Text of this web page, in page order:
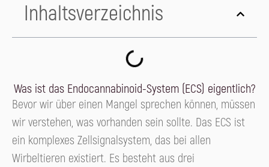
Inhaltsverzeichnis
Was ist das Endocannabinoid-System (ECS) eigentlich?
Bevor wir über einen Mangel sprechen können, müssen
wir verstehen, was vorhanden sein sollte. Das ECS ist
ein komplexes Zellsignalsystem, das bei allen
Wirbeltieren existiert. Es besteht aus drei